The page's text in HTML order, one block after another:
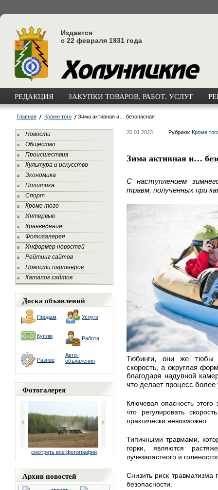
Издается
с 22 февраля 1931 года
РЕДАКЦИЯ ЗАКУПКИ ТОВАРОВ, РАБОТ, УСЛУГ
Главная Кроме того Зима активная и… безопасная
Новости
Общество
Происшествия
Культура и искусство
Экономика
Политика
Спорт
Кроме того
Интервью
Краеведение
Фотогалерея
Информер новостей
Рейтинг сайтов
Новости партнеров
Каталог сайтов
Доска объявлений
Продам Услуги
Куплю Работа
Разное
Авто-
объявления
Фотогалерея
смотреть все фотографии
Архив новостей
20.01.2023 Рубрика: Кроме
Зима активная и…
С наступлением
травм, полученных при
Тюбинги, они же тюбы
скорость, а округлая
благодаря надувной
что делает процесс более
Ключевая опасность этого
что регулировать
практически невозможно.
Типичными травмами,
горки, являются
лучезапястного и
Снизить риск
безопасности.